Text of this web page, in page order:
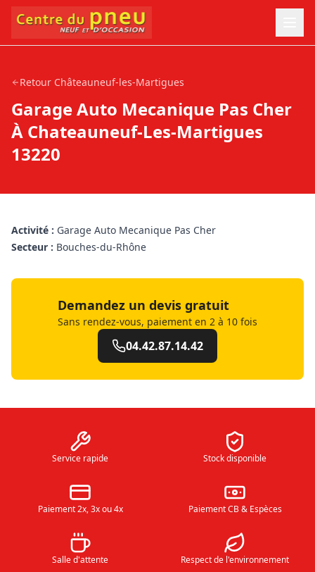
Retour Châteauneuf-les-Martigues
Garage Auto Mecanique Pas Cher
À Chateauneuf-Les-Martigues
13220
Activité : Garage Auto Mecanique Pas Cher
Secteur : Bouches-du-Rhône
Demandez un devis gratuit
Sans rendez-vous, paiement en 2 à 10 fois
04.42.87.14.42
Service rapide Stock disponible
Paiement 2x, 3x ou 4x Paiement CB & Espèces
Salle d'attente Respect de l'environnement